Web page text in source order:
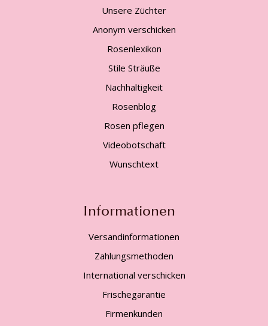
Unsere Züchter
Anonym verschicken
Rosenlexikon
Stile Sträuße
Nachhaltigkeit
Rosenblog
Rosen pflegen
Videobotschaft
Wunschtext
Informationen
Versandinformationen
Zahlungsmethoden
International verschicken
Frischegarantie
Firmenkunden